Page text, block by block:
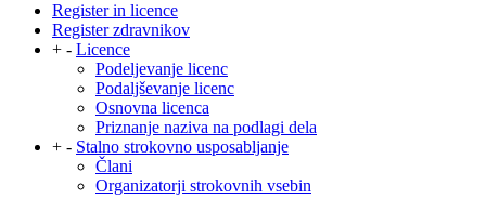
Register in licence
Register zdravnikov
+ - Licence
Podeljevanje licenc
Podaljševanje licenc
Osnovna licenca
Priznanje naziva na podlagi dela
+ - Stalno strokovno usposabljanje
Člani
Organizatorji strokovnih vsebin